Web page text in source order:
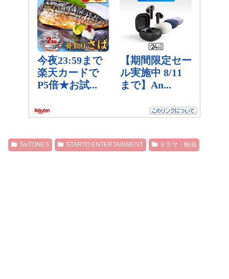
SixTONES STARTO ENTERTAINMENT ドラマ・映画